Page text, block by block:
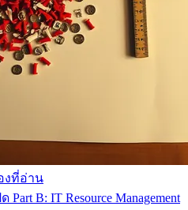
งที่อ่าน
Part B: IT Resource Management